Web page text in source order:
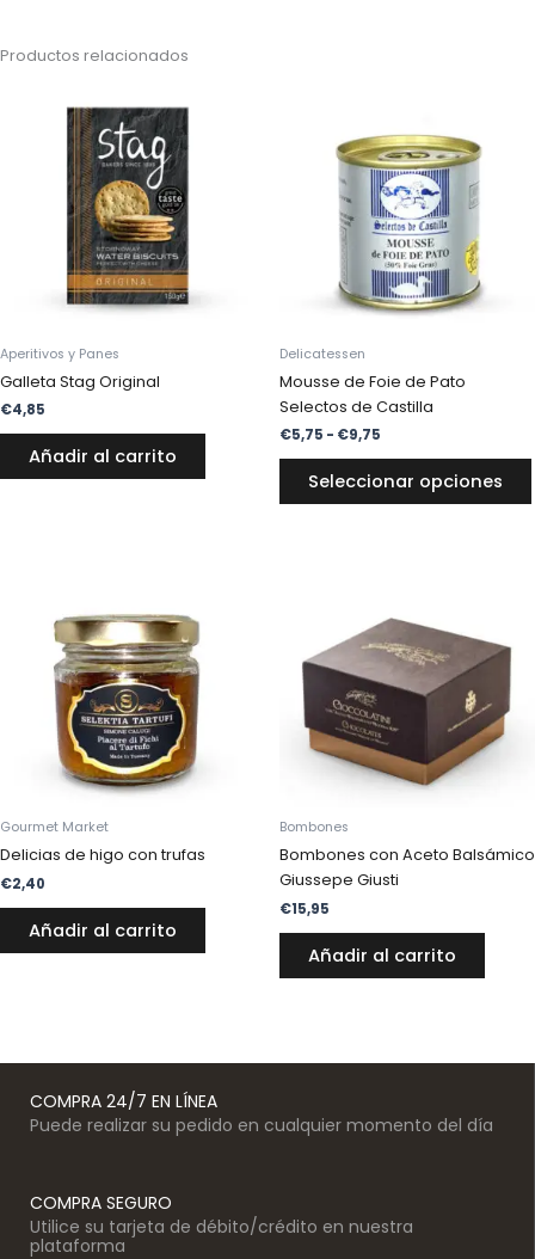
Productos relacionados
Aperitivos y Panes
Galleta Stag Original
€4,85
Añadir al carrito
Delicatessen
Mousse de Foie de Pato
Selectos de Castilla
€5,75 - €9,75
desde
€5,75
hasta
€9,75
Seleccionar opciones
Gourmet Market
Delicias de higo con trufas
€2,40
Añadir al carrito
Bombones
Bombones con Aceto Balsámico
Giussepe Giusti
€15,95
Añadir al carrito
COMPRA 24/7 EN LÍNEA
Puede realizar su pedido en cualquier momento del día
COMPRA SEGURO
Utilice su tarjeta de débito/crédito en nuestra
plataforma